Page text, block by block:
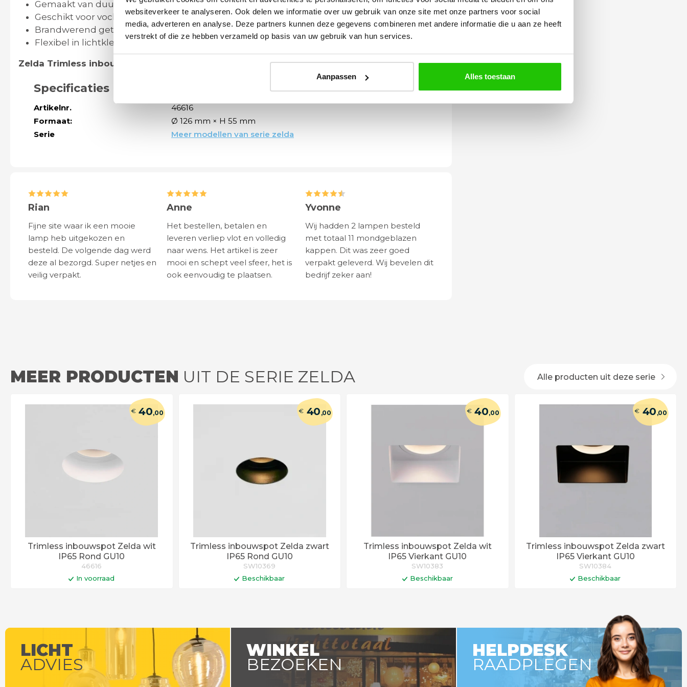
websiteverkeer te analyseren. Ook delen we informatie over uw gebruik van onze site met onze partners voor social
media, adverteren en analyse. Deze partners kunnen deze gegevens combineren met andere informatie die u aan ze heeft
verstrekt of die ze hebben verzameld op basis van uw gebruik van hun services.
Aanpassen Alles toestaan
Gemaakt van duurzaam gepoedercoat staal
Geschikt voor vochtige ruimtes (IP65)
Brandwerend getest tot 90 minuten
Flexibel in lichtkleur en eenvoudig te installeren
Zelda Trimless inbouwspot – subtiel aanwezig, technisch perfect.
Specificaties
Artikelnr.
46616
Formaat:
Ø 126 mm × H 55 mm
Serie
Meer modellen van serie zelda
Rian
Fijne site waar ik een mooie
lamp heb uitgekozen en
besteld. De volgende dag werd
deze al bezorgd. Super netjes en
veilig verpakt.
Anne
Het bestellen, betalen en
leveren verliep vlot en volledig
naar wens. Het artikel is zeer
mooi en schept veel sfeer, het is
ook eenvoudig te plaatsen.
Yvonne
Wij hadden 2 lampen besteld
met totaal 11 mondgeblazen
kappen. Dit was zeer goed
verpakt geleverd. Wij bevelen dit
bedrijf zeker aan!
MEER PRODUCTEN UIT DE SERIE ZELDA Alle producten uit deze serie
Trimless inbouwspot Zelda wit
IP65 Rond GU10
€40,00
46616
In voorraad
Trimless inbouwspot Zelda zwart
IP65 Rond GU10
€40 ,00
SW10369
Beschikbaar
Trimless inbouwspot Zelda wit
IP65 Vierkant GU10
€40,00
SW10383
Beschikbaar
Trimless inbouwspot Zelda zwart
IP65 Vierkant GU10
€40 ,00
SW10384
Beschikbaar
LICHT
ADVIES
WINKEL
BEZOEKEN
HELPDESK
RAADPLEGEN